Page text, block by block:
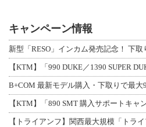
キャンペーン情報
【KTM】「990 DUKE／1390 SUPER
【KTM】「890 SMT 購入サポートキャ